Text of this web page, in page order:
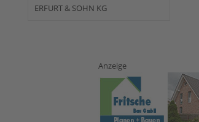
ERFURT & SOHN KG
Anzeige